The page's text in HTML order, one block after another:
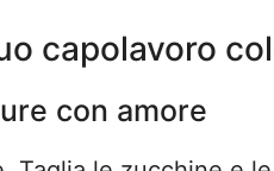
capolavoro
con amore